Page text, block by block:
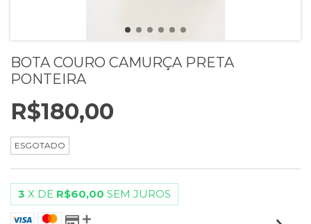
BOTA COURO CAMURÇA PRETA
PONTEIRA
R$180,00
ESGOTADO
3 X DE R$60,00 SEM JUROS